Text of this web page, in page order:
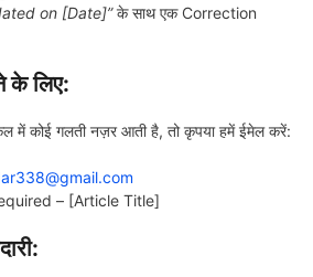
on [Date]”के साथ एक Correction
के लिए:
में कोई गलती नज़र आती है, तो कृपया हमें ईमेल करें:
– [Article Title]